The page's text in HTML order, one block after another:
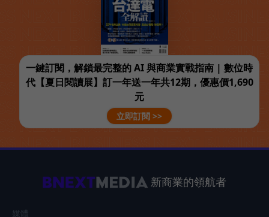
一鍵訂閱，解鎖最完整的 AI 與商業實戰指南 | 數位時
代【夏日閱讀展】訂一年送一年共12期，優惠價1,690
元
立即訂閱 >>
新商業的領航者
媒體